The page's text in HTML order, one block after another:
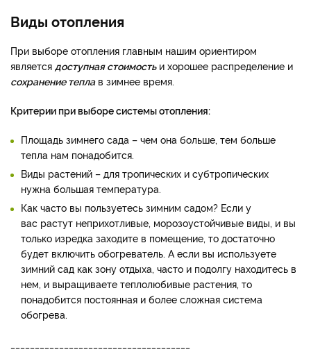
Виды отопления
При выборе отопления главным нашим ориентиром
является доступная стоимостьи хорошее распределение и
сохранение теплав зимнее время.
Критерии при выборе системы отопления:
Площадь зимнего сада – чем она больше, тем больше
тепла нам понадобится.
Виды растений – для тропических и субтропических
нужна большая температура.
Как часто вы пользуетесь зимним садом? Если у
вас растут неприхотливые, морозоустойчивые виды, и вы
только изредка заходите в помещение, то достаточно
будет включить обогреватель. А если вы используете
зимний сад как зону отдыха, часто и подолгу находитесь в
нем, и выращиваете теплолюбивые растения, то
понадобится постоянная и более сложная система
обогрева.